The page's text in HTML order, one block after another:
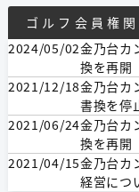
成約日：2020/
会員区分：個
依頼日：
成約日：
会員区分：個
依頼日：
成約日：
ゴルフ会員権
2024/05/02金乃台カ
換を再開
2021/12/18金乃台カ
書換を停
2021/06/24金乃台カ
換を再開
2021/04/15金乃台カ
経営につ